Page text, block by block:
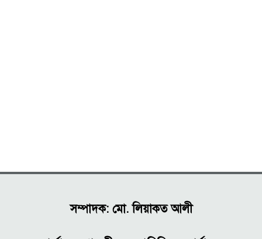
সম্পাদক: মো. লিয়াকত আলী